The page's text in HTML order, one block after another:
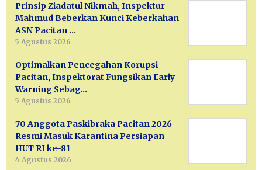
Prinsip Ziadatul Nikmah, Inspektur
Mahmud Beberkan Kunci Keberkahan
ASN Pacitan …
5 Agustus 2026
Optimalkan Pencegahan Korupsi
Pacitan, Inspektorat Fungsikan Early
Warning Sebag…
5 Agustus 2026
70 Anggota Paskibraka Pacitan 2026
Resmi Masuk Karantina Persiapan
HUT RI ke-81
4 Agustus 2026